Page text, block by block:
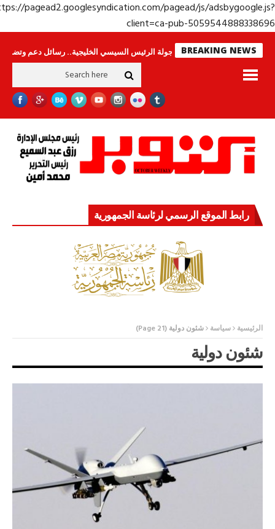
https://pagead2.googlesyndication.com/pagead/js/
client=ca-pub-
BREAKING NEWS
لا ينامون جولة الرئيس السيسي الخليجية.. رسائل دعم وتضامن للأشقاء
رابط الموقع الرسمي لرئاسة الجمهورية
الرئيسية سياسة شئون دولية(Page 21)
شئون دولية